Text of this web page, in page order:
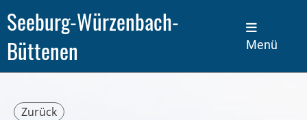
Seeburg-Würzenbach-
Büttenen
Menü
Zurück